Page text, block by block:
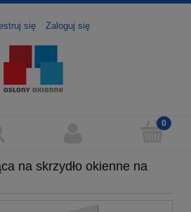
się Zaloguj się
na skrzydło okienne na